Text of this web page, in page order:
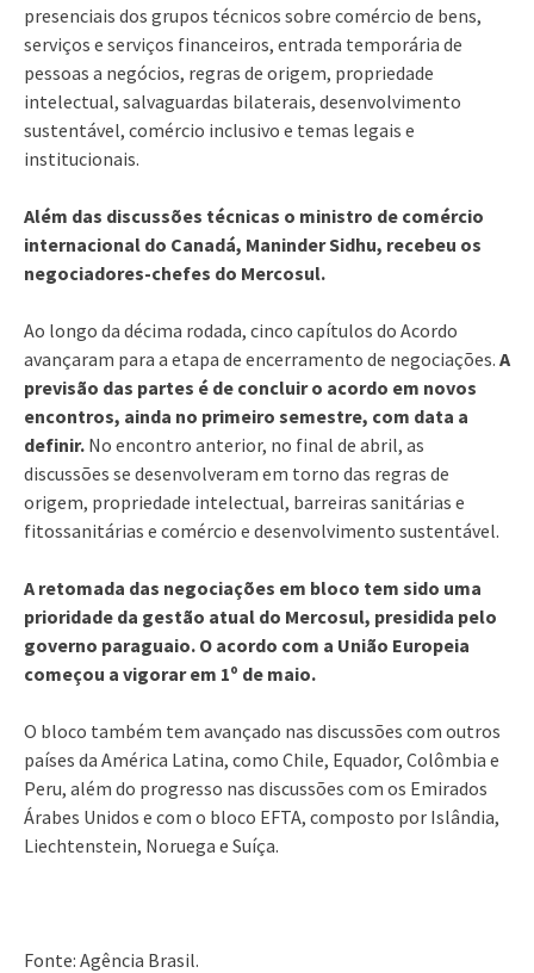
presenciais dos grupos técnicos sobre comércio de bens,
serviços e serviços financeiros, entrada temporária de
pessoas a negócios, regras de origem, propriedade
intelectual, salvaguardas bilaterais, desenvolvimento
sustentável, comércio inclusivo e temas legais e
institucionais.
Além das discussões técnicas o ministro de comércio
internacional do Canadá, Maninder Sidhu, recebeu os
negociadores-chefes do Mercosul.
Ao longo da décima rodada, cinco capítulos do Acordo
avançaram para a etapa de encerramento de negociações. A
previsão das partes é de concluir o acordo em novos
encontros, ainda no primeiro semestre, com data a
definir. No encontro anterior, no final de abril, as
discussões se desenvolveram em torno das regras de
origem, propriedade intelectual, barreiras sanitárias e
fitossanitárias e comércio e desenvolvimento sustentável.
A retomada das negociações em bloco tem sido uma
prioridade da gestão atual do Mercosul, presidida pelo
governo paraguaio. O acordo com a União Europeia
começou a vigorar em 1º de maio.
O bloco também tem avançado nas discussões com outros
países da América Latina, como Chile, Equador, Colômbia e
Peru, além do progresso nas discussões com os Emirados
Árabes Unidos e com o bloco EFTA, composto por Islândia,
Liechtenstein, Noruega e Suíça.
Fonte: Agência Brasil.